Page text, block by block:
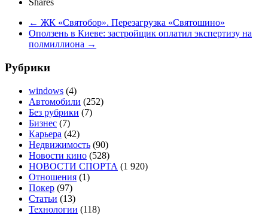
Shares
← ЖК «Святобор». Перезагрузка «Святошино»
Оползень в Киеве: застройщик оплатил экспертизу на
полмиллиона →
Рубрики
windows (4)
Автомобили (252)
Без рубрики (7)
Бизнес (7)
Карьера (42)
Недвижимость (90)
Новости кино (528)
НОВОСТИ СПОРТА (1 920)
Отношения (1)
Покер (97)
Статьи (13)
Технологии (118)